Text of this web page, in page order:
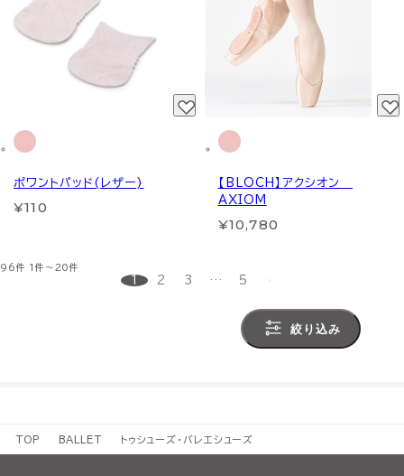
ポワントパッド(レザー)
¥110
【BLOCH】アクシオン
AXIOM
¥10,780
96件 1件～20件
1 2 3 … 5
絞り込み
TOP BALLET トゥシューズ・バレエシューズ